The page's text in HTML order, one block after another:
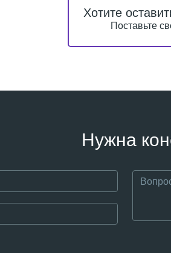
Хотите
Поставьте
Нужна